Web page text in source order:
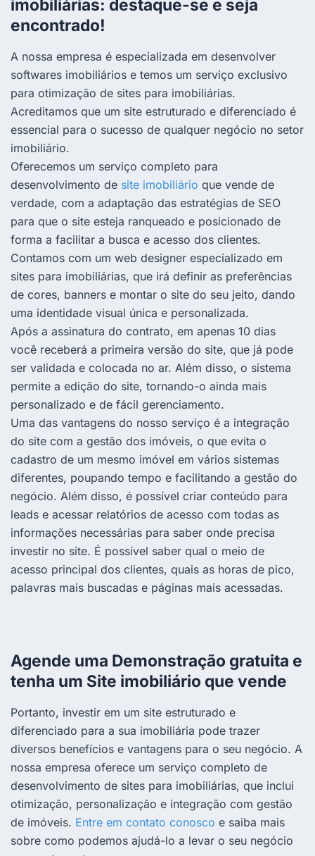
imobiliárias: destaque-se e seja
encontrado!
A nossa empresa é especializada em desenvolver
softwares imobiliários e temos um serviço exclusivo
para otimização de sites para imobiliárias.
Acreditamos que um site estruturado e diferenciado é
essencial para o sucesso de qualquer negócio no setor
imobiliário.
Oferecemos um serviço completo para
desenvolvimento de site imobiliário que vende de
verdade, com a adaptação das estratégias de SEO
para que o site esteja ranqueado e posicionado de
forma a facilitar a busca e acesso dos clientes.
Contamos com um web designer especializado em
sites para imobiliárias, que irá definir as preferências
de cores, banners e montar o site do seu jeito, dando
uma identidade visual única e personalizada.
Após a assinatura do contrato, em apenas 10 dias
você receberá a primeira versão do site, que já pode
ser validada e colocada no ar. Além disso, o sistema
permite a edição do site, tornando-o ainda mais
personalizado e de fácil gerenciamento.
Uma das vantagens do nosso serviço é a integração
do site com a gestão dos imóveis, o que evita o
cadastro de um mesmo imóvel em vários sistemas
diferentes, poupando tempo e facilitando a gestão do
negócio. Além disso, é possível criar conteúdo para
leads e acessar relatórios de acesso com todas as
informações necessárias para saber onde precisa
investir no site. É possível saber qual o meio de
acesso principal dos clientes, quais as horas de pico,
palavras mais buscadas e páginas mais acessadas.
Agende uma Demonstração gratuita e
tenha um Site imobiliário que vende
Portanto, investir em um site estruturado e
diferenciado para a sua imobiliária pode trazer
diversos benefícios e vantagens para o seu negócio. A
nossa empresa oferece um serviço completo de
desenvolvimento de sites para imobiliárias, que inclui
otimização, personalização e integração com gestão
de imóveis. Entre em contato conosco e saiba mais
sobre como podemos ajudá-lo a levar o seu negócio